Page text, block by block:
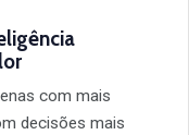
com mais
decisões mais